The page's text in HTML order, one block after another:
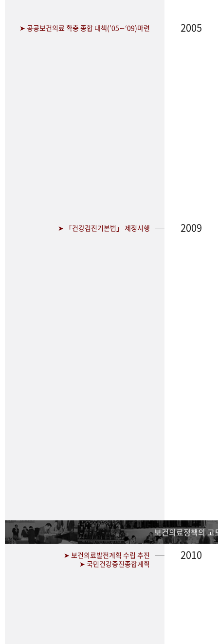
➤ 공공보건의료 확충 종합 대책(’05∼‘09)마련 2005
➤ 「건강검진기본법」 제정시행 2009
보건의료정책의 고
➤ 보건의료발전계획 수립 추진
➤ 국민건강증진종합계획
2010